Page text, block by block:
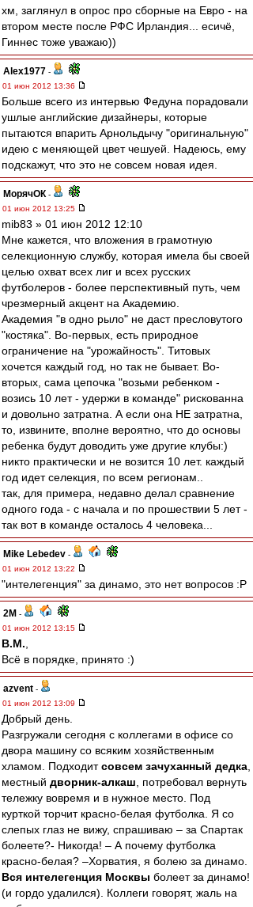
хм, заглянул в опрос про сборные на Евро - на
втором месте после РФС Ирландия... есичё,
Гиннес тоже уважаю))
Alex1977 -
01 июн 2012 13:36
Больше всего из интервью Федуна порадовали
ушлые английские дизайнеры, которые
пытаются впарить Арнольдычу "оригинальную"
идею с меняющей цвет чешуей. Надеюсь, ему
подскажут, что это не совсем новая идея.
МорячОК -
01 июн 2012 13:25
mib83 » 01 июн 2012 12:10
Мне кажется, что вложения в грамотную
селекционную службу, которая имела бы своей
целью охват всех лиг и всех русских
футболеров - более перспективный путь, чем
чрезмерный акцент на Академию.
Академия "в одно рыло" не даст пресловутого
"костяка". Во-первых, есть природное
ограничение на "урожайность". Титовых
хочется каждый год, но так не бывает. Во-
вторых, сама цепочка "возьми ребенком -
возись 10 лет - удержи в команде" рискованна
и довольно затратна. А если она НЕ затратна,
то, извините, вполне вероятно, что до основы
ребенка будут доводить уже другие клубы:)
никто практически и не возится 10 лет. каждый
год идет селекция, по всем регионам..
так, для примера, недавно делал сравнение
одного года - с начала и по прошествии 5 лет -
так вот в команде осталось 4 человека...
Mike Lebedev -
01 июн 2012 13:22
"интелегенция" за динамо, это нет вопросов :P
2M -
01 июн 2012 13:15
В.М.
Всё в порядке, принято :)
azvent -
01 июн 2012 13:09
Добрый день.
Разгружали сегодня с коллегами в офисе со
двора машину со всяким хозяйственным
хламом. Подходитсовсем зачуханный дедка
местный дворник-алкаш , потребовал вернуть
тележку вовремя и в нужное место. Под
курткой торчит красно-белая футболка. Я со
слепых глаз не вижу, спрашиваю – за Спартак
болеете?- Никогда! – А почему футболка
красно-белая? –Хорватия, я болею за динамо.
Вся интелегенция Москвы болеет за динамо!
(и гордо удалился). Коллеги говорят, жаль на